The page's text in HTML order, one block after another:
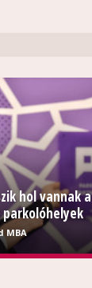
hol vannak a
parkolóhelyek
MBA